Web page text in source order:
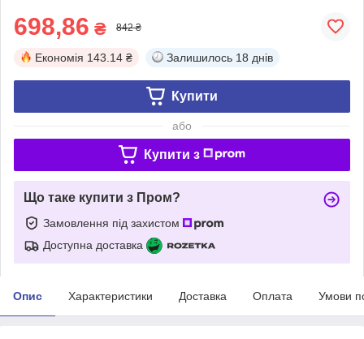
698,86 ₴ 842 ₴
Економія 143.14 ₴ Залишилось 18 днів
Купити
або
Купити з
Що таке купити з Пром?
Замовлення під захистом
Доступна доставка
Опис Характеристики Доставка Оплата Умови